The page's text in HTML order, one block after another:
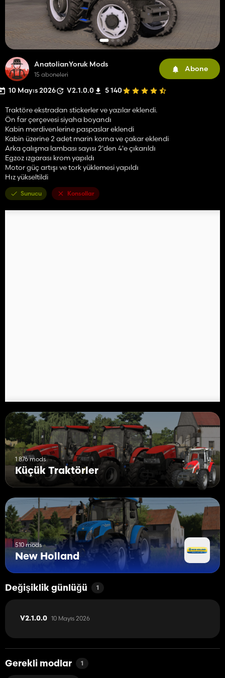
AnatolianYoruk Mods
15 aboneleri
Abone
10 Mayıs 2026 V2.1.0.0 5 140
Traktöre ekstradan stickerler ve yazılar eklendi.
Ön far çerçevesi siyaha boyandı
Kabin merdivenlerine paspaslar eklendi
Kabin üzerine 2 adet marin korna ve çakar eklendi
Arka çalışma lambası sayısı 2'den 4'e çıkarıldı
Egzoz ızgarası krom yapıldı
Motor güç artışı ve tork yüklemesi yapıldı
Hız yükseltildi
Sunucu Konsollar
1 876 mods
Küçük Traktörler
510 mods
New Holland
Değişiklik günlüğü 1
V2.1.0.0 10 Mayıs 2026
Gerekli modlar 1